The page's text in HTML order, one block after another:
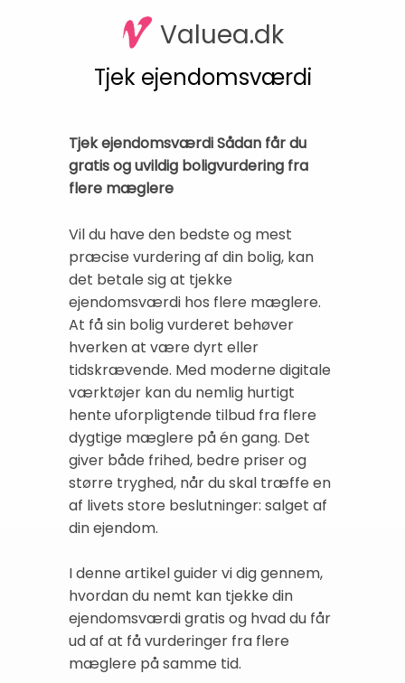
Valuea.dk
Tjek ejendomsværdi
Tjek ejendomsværdi Sådan får du
gratis og uvildig boligvurdering fra
flere mæglere
Vil du have den bedste og mest
præcise vurdering af din bolig, kan
det betale sig at tjekke
ejendomsværdi hos flere mæglere.
At få sin bolig vurderet behøver
hverken at være dyrt eller
tidskrævende. Med moderne digitale
værktøjer kan du nemlig hurtigt
hente uforpligtende tilbud fra flere
dygtige mæglere på én gang. Det
giver både frihed, bedre priser og
større tryghed, når du skal træffe en
af livets store beslutninger: salget af
din ejendom.
I denne artikel guider vi dig gennem,
hvordan du nemt kan tjekke din
ejendomsværdi gratis og hvad du får
ud af at få vurderinger fra flere
mæglere på samme tid.